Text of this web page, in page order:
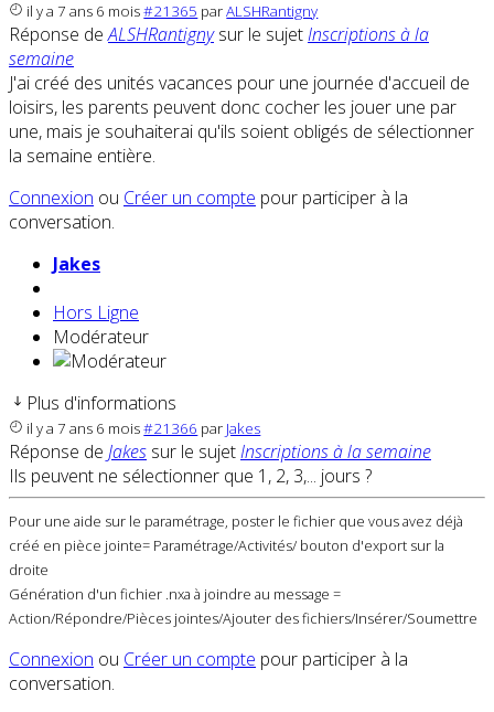
il y a 7 ans 6 mois#21365 parALSHRantigny
Réponse deALSHRantignysur le sujetInscriptions à la
semaine
J'ai créé des unités vacances pour une journée d'accueil de
loisirs, les parents peuvent donc cocher les jouer une par
une, mais je souhaiterai qu'ils soient obligés de sélectionner
la semaine entière.
Connexion ou Créer un compte pour participer à la
conversation.
Jakes
Hors Ligne
Modérateur
Plus d'informations
il y a 7 ans 6 mois#21366 par Jakes
Réponse de Jakes sur le sujetInscriptions à la semaine
Ils peuvent ne sélectionner que 1, 2, 3,... jours ?
Pour une aide sur le paramétrage, poster le fichier que vous avez déjà
créé en pièce jointe= Paramétrage/Activités/ bouton d'export sur la
droite
Génération d'un fichier .nxa à joindre au message =
Action/Répondre/Pièces jointes/Ajouter des fichiers/Insérer/Soumettre
Connexion ou Créer un compte pour participer à la
conversation.